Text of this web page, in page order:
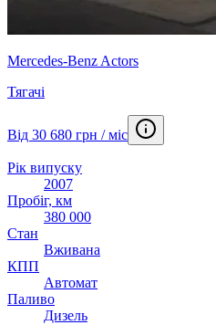
Mercedes-Benz Actors
Тягачі
Від 30 680 грн / міс
Рік випуску
2007
Пробіг, км
380 000
Стан
Вживана
КПП
Автомат
Паливо
Дизель